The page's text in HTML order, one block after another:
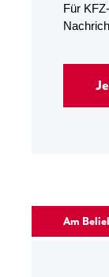
Für
Am